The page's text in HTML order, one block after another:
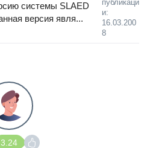
системы SLAED
версия явля...
публикаци
и:
16.03.200
8
3.24